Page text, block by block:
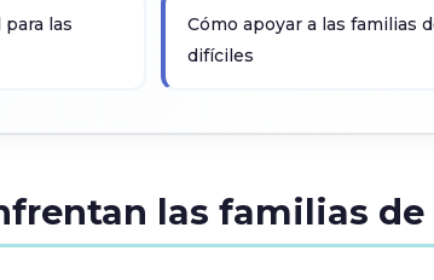
las
Cómo apoyar a las familias
difíciles
las familias